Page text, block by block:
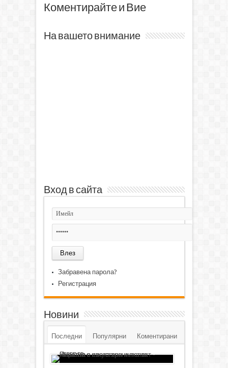
Коментирайте и Вие
На вашето внимание
Вход в сайта
Забравена парола?
Регистрация
Новини
Последни Популярни Коментирани